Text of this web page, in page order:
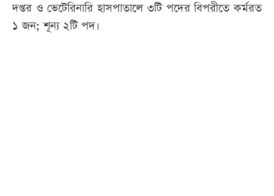
দপ্তর ও ভেটেরিনারি হাসপাতালে ৩টি পদের বিপরীতে কর্মরত
১ জন; শূন্য ২টি পদ।